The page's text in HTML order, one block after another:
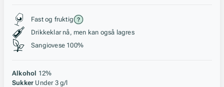
Stil, lagring og råstoff
Fast og fruktig
Drikkeklar nå, men kan også lagres
Sangiovese 100%
Alkohol 12%
Sukker Under 3 g/l